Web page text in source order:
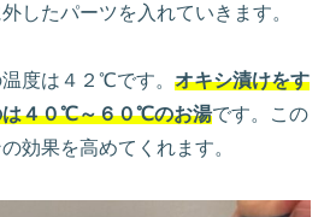
したパーツを入れていきます。
度は４２℃です。 オキシ漬けをす
は４０℃～６０℃のお湯です。この
効果を高めてくれます。